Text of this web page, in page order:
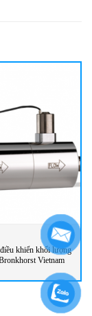
khiển khối lượng
Vietnam